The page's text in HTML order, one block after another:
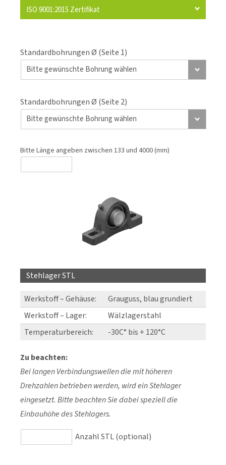
ISO 9001:2015 Zertifikat
Standardbohrungen Ø (Seite 1)
Standardbohrungen Ø (Seite 2)
Bitte Länge angeben zwischen 133 und 4000 (mm)
Stehlager STL
Werkstoff – Gehäuse:
Grauguss, blau grundiert
Werkstoff – Lager:
Wälzlagerstahl
Temperaturbereich:
-30C° bis + 120°C
Zu beachten:
Bei langen Verbindungswellen die mit höheren
Drehzahlen betrieben werden, wird ein Stehlager
eingesetzt. Bitte beachten Sie dabei speziell die
Einbauhöhe des Stehlagers.
Anzahl STL (optional)